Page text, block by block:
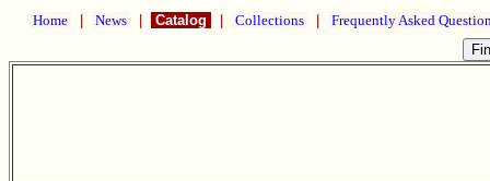
Home News Catalog Collections Frequently Asked